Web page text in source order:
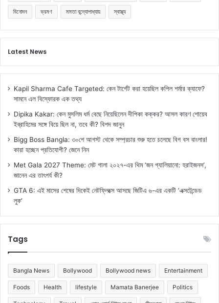
বিনোদন ভ্রমণ মমতা বন্দ্যোপাধ্যায় স্বাস্থ্য
Latest News
Kapil Sharma Cafe Targeted: কেন টার্গেট করা হয়েছিল কপিল শর্মার ক্যাফে?
সামনে এল বিস্ফোরক এক তথ্য
Dipika Kakar: কেন মুসলিম ধর্ম বেছে নিয়েছিলেন দীপিকা কক্কর? আসল কারণ শোয়েব
ইব্রাহিমের সঙ্গে বিয়ে ছিল না, তবে কী? বিশদ জানুন
Bigg Boss Bangla: ৩০শে আগস্ট থেকে সম্প্রচার শুরু হতে চলেছে বিগ বস বাংলার!
কারা হচ্ছেন প্রতিযোগী? জেনে নিন
Met Gala 2027 Theme: মেট গালা ২০২৭-এর থিম ‘জন গ্যালিয়ানো: হরাইজনস’,
জানেন এর তাৎপর্য কী?
GTA 6: এই মাসের শেষের দিকেই নেটফ্লিক্সে আসছে জিটিএ ৬-এর একটি ‘এক্সটেন্ডেড
লুক’
Tags
Bangla News Bollywood Bollywood news Entertainment
Foods Health lifestyle Mamata Banerjee Politics